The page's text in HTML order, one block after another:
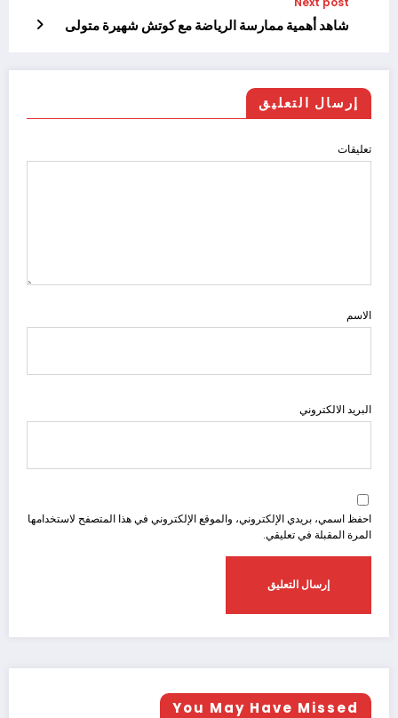
شاهد أهمية ممارسة الرياضة مع كوتش شهيرة متولى
إرسال التعليق
تعليقات
الاسم
البريد الالكتروني
احفظ اسمي، بريدي الإلكتروني، والموقع الإلكتروني في هذا المتصفح لاستخدامها
المرة المقبلة في تعليقي.
You May Have Missed